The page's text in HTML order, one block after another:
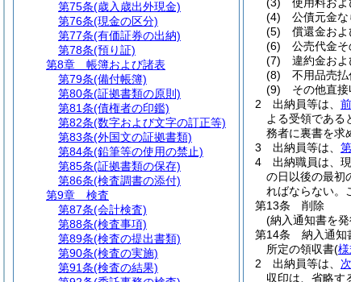
(4)
公債元金
(5)
償還金お
(6)
公売代金
(7)
違約金お
(8)
不用品売払
(9)
その他直
2
出納員等は、
よる受領である
務者に裏書を求
3
出納員等は、
4
出納職員は、
の日以後の最初
ればならない。
第13条
削除
(納入通知書を
第14条
納入通知
所定の領収書(
2
出納員等は、
収印は、省略す
第75条(歳入歳出外現金)
第76条(現金の区分)
第77条(有価証券の出納)
第78条(預り証)
第8章
帳簿および諸表
第79条(備付帳簿)
第80条(証拠書類の原則)
第81条(債権者の印鑑)
第82条(数字および文字の訂正等)
第83条(外国文の証拠書類)
第84条(鉛筆等の使用の禁止)
第85条(証拠書類の保存)
第86条(検査調書の添付)
第9章
検査
第87条(会計検査)
第88条(検査事項)
第89条(検査の提出書類)
第90条(検査の実施)
第91条(検査の結果)